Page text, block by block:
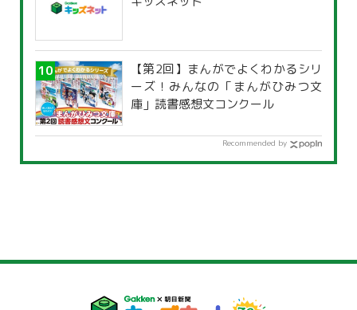
【第2回】まんがでよくわかるシリ
ーズ！みんなの「まんがひみつ文
庫」読書感想文コンクール
Recommended by